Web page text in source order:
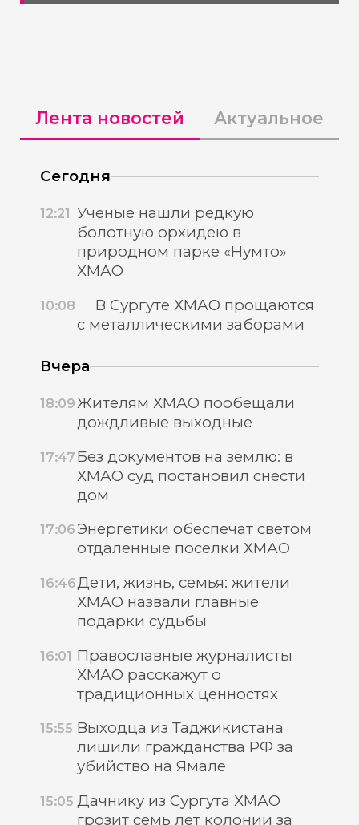
Лента новостей Актуальное
Сегодня
12:21 Ученые нашли редкую
болотную орхидею в
природном парке «Нумто»
ХМАО
10:08
В Сургуте ХМАО прощаются
с металлическими заборами
Вчера
18:09Жителям ХМАО пообещали
дождливые выходные
17:47 Без документов на землю: в
ХМАО суд постановил снести
дом
17:06 Энергетики обеспечат светом
отдаленные поселки ХМАО
16:46Дети, жизнь, семья: жители
ХМАО назвали главные
подарки судьбы
16:01 Православные журналисты
ХМАО расскажут о
традиционных ценностях
15:55 Выходца из Таджикистана
лишили гражданства РФ за
убийство на Ямале
15:05 Дачнику из Сургута ХМАО
грозит семь лет колонии за